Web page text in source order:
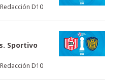
Redacción D10
Sportivo
Redacción D10